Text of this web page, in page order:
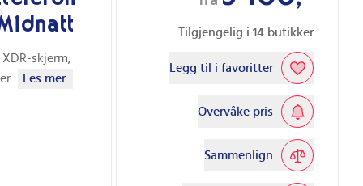
skjerm,
Les mer...
Tilgjengelig i 14 butikker
Legg til i favoritter
Overvåke pris
Sammenlign